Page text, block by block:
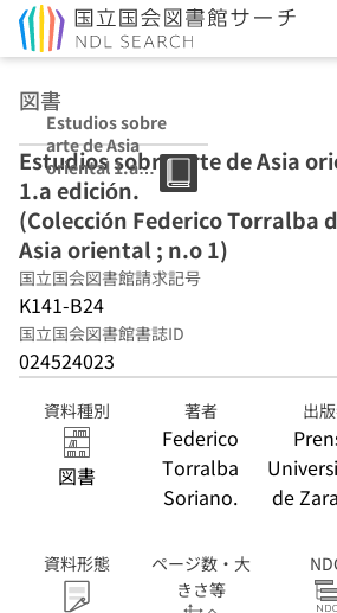
図書
Estudios sobre
arte de Asia
oriental 1.a
edición.
(Colección
Federico
Torralba de
estudios de Asia
oriental ; n.o 1)
Estudios sobre arte de Asia
1.a edición.
(Colección Federico Torralba
Asia oriental ; n.o 1)
国立国会図書館請求記号
K141-B24
国立国会図書館書誌ID
024524023
資料種別
図書
著者
Federico
Torralba
Soriano.
出
de
資料形態
ページ数・大
きさ等